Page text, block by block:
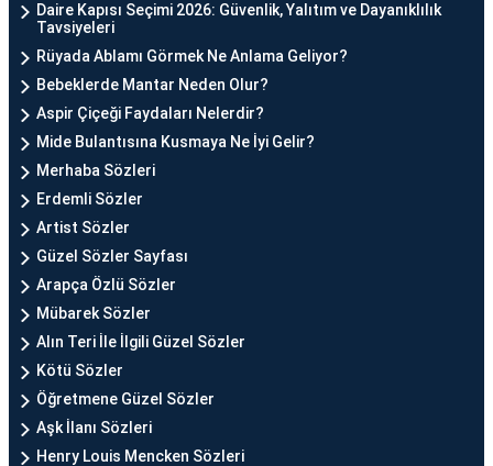
Daire Kapısı Seçimi 2026: Güvenlik, Yalıtım ve Dayanıklılık
Tavsiyeleri
Rüyada Ablamı Görmek Ne Anlama Geliyor?
Bebeklerde Mantar Neden Olur?
Aspir Çiçeği Faydaları Nelerdir?
Mide Bulantısına Kusmaya Ne İyi Gelir?
Merhaba Sözleri
Erdemli Sözler
Artist Sözler
Güzel Sözler Sayfası
Arapça Özlü Sözler
Mübarek Sözler
Alın Teri İle İlgili Güzel Sözler
Kötü Sözler
Öğretmene Güzel Sözler
Aşk İlanı Sözleri
Henry Louis Mencken Sözleri